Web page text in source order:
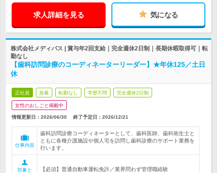
求人詳細を見る 気になる
株式会社メディパス | 賞与年2回支給｜完全週休2日制｜長期休暇取得可｜転
勤なし
【歯科訪問診療のコーディネーターリーダー】★年休125／土日
休
正社員 急募 転勤なし 学歴不問 完全週休2日制
女性のおしごと掲載中
情報更新日：2026/06/30 終了予定日： 2026/12/21
仕事内容
歯科訪問診療コーディネーターとして、歯科医師、歯科衛生士と
ともに各種介護施設や個人宅を訪問し歯科診療のサポート業務を
行います。
対象と
【必須】普通自動車運転免許／業界問わず管理職経験